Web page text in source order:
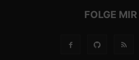
FOLGE MIR